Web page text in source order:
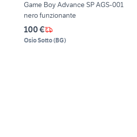
Game Boy Advance SP AGS-001
nero funzionante
100 €
Osio Sotto(BG)